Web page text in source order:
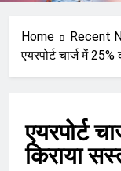
Home
Recent
एयरपोर्ट चार्ज में
एयरपोर्ट
किराया